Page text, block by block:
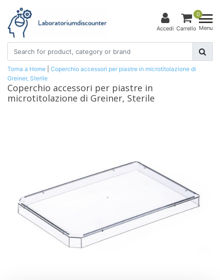
Accedi
0
Carrello Menu
Torna a Home
Coperchio accessori per piastre in microtitolazione di
Greiner, Sterile
Coperchio accessori per piastre in
microtitolazione di Greiner, Sterile